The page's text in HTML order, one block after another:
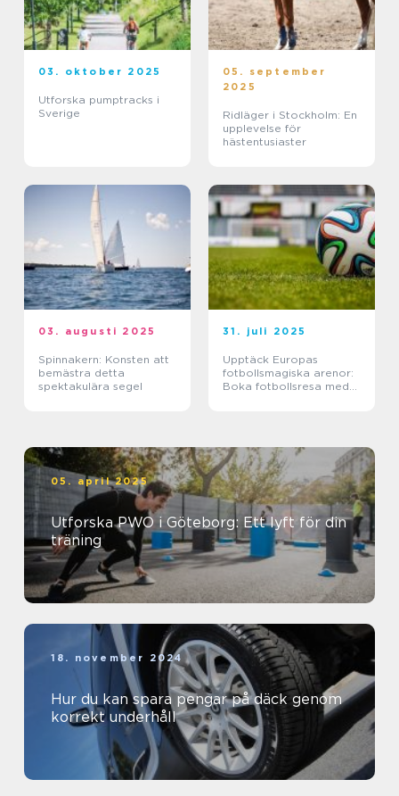
03. oktober 2025
Utforska pumptracks i
Sverige
05. september
2025
Ridläger i Stockholm: En
upplevelse för
hästentusiaster
03. augusti 2025
Spinnakern: Konsten att
bemästra detta
spektakulära segel
31. juli 2025
Upptäck Europas
fotbollsmagiska arenor:
Boka fotbollsresa med
05. april 2025
Utforska PWO i Göteborg: Ett lyft för din
träning
18. november 2024
Hur du kan spara pengar på däck genom
korrekt underhåll